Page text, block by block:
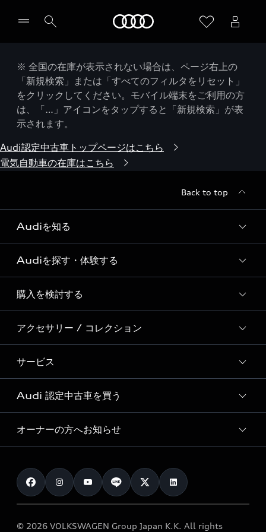
※ 全国の在庫が表示されない場合は、ページ右上の
「新規検索」または「すべてのフィルタをリセット」
をクリックしてください。モバイル端末をご利用の方
は、「…」アイコンをタップすると「新規検索」が表
示されます。
Audi認定中古車トップページはこちら
電気自動車の在庫はこちら
Back to top
Audiを知る
Audi ブランド
Story of Progress
Audi Sport
Formula 1®
デジタルサービス
Audiを探す・体験する
ディーラー検索
新車在庫検索
試乗車・展示車検索
見積り依頼
試乗予約
購入を検討する
モデル一覧
特別仕様モデル / 限定モデル
e-tronラインアップ
価格シミュレーション
車両比較
カタログ一覧
アクセサリー / コレクション
純正アクセサリー
オンラインショップ
Audi collection
アウディナビアプリ
サービス
サービス入庫予約
サービスプログラム
メンテナンス
車検 / 定期点検
e-tronアフターサポート
Audi 認定中古車を買う
Audi認定中古車
クオリティ
保証
メンテナンス
オーナーの方へお知らせ
お知らせ
オーナー様向けキャンペーン
© 2026 VOLKSWAGEN Group Japan K.K. All rights